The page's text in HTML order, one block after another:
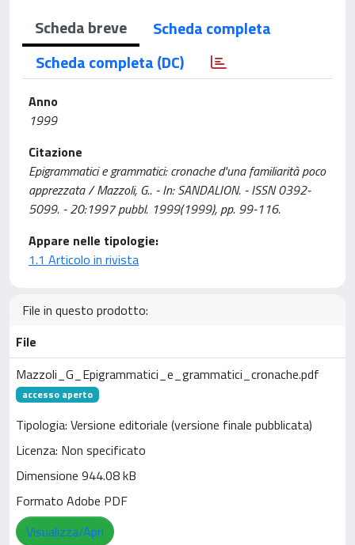
Scheda breve
Scheda completa
Scheda completa (DC)
Anno
1999
Citazione
Epigrammatici e grammatici: cronache d'una familiarità poco
apprezzata / Mazzoli, G.. - In: SANDALION. - ISSN 0392-
5099. - 20:1997 pubbl. 1999(1999), pp. 99-116.
Appare nelle tipologie:
1.1 Articolo in rivista
File in questo prodotto:
File
Mazzoli_G_Epigrammatici_e_grammatici_cronache.pdf
accesso aperto
Tipologia: Versione editoriale (versione finale pubblicata)
Licenza: Non specificato
Dimensione 944.08 kB
Formato Adobe PDF
Visualizza/Apri